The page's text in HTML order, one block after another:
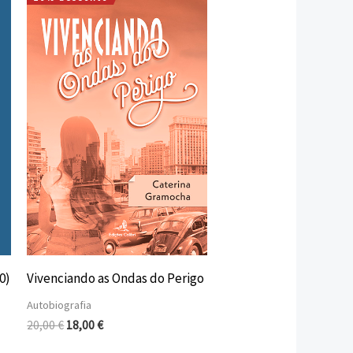
Vivenciando as Ondas do Perigo
Autobiografia
20,00€
O
preço
original
era:
20,00 €.
18,00€
O
preço
atual
é:
18,00 €.